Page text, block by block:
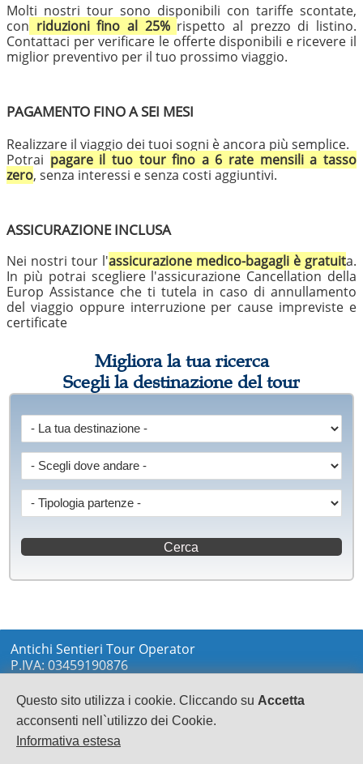
Questo sito utilizza i cookie. Cliccando su Accetta
acconsenti nell`utilizzo dei Cookie.
Informativa estesa
Molti nostri tour sono disponibili con tariffe scontate,
con riduzioni fino al 25% rispetto al prezzo di listino.
Contattaci per verificare le offerte disponibili e ricevere il
miglior preventivo per il tuo prossimo viaggio.
PAGAMENTO FINO A SEI MESI
Realizzare il viaggio dei tuoi sogni è ancora più semplice.
Potrai pagare il tuo tour fino a 6 rate mensili a tasso
zero, senza interessi e senza costi aggiuntivi.
ASSICURAZIONE INCLUSA
Nei nostri tour l'assicurazione medico-bagagli è gratuita.
In più potrai scegliere l'assicurazione Cancellation della
Europ Assistance che ti tutela in caso di annullamento
del viaggio oppure interruzione per cause impreviste e
certificate
Migliora la tua ricerca
Scegli la destinazione del tour
Antichi Sentieri Tour Operator
P.IVA: 03459190876
LOCRI
0964233148
info@antichisentieri.it